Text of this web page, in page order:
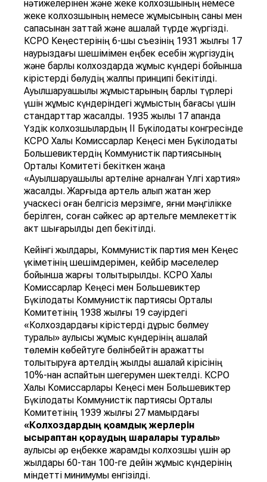
нәтижелерінен және жеке колхозшының немесе
жеке колхозшының немесе жұмысының саны мен
сапасынан заттай және ақшалай түрде жүргізді.
КСРО Кеңестерінің 6-шы съезінің 1931 жылғы 17
наурыздағы шешімімен еңбек есебін жүргізудің
және барлық колхоздарда жұмыс күндері бойынша
кірістерді бөлудің жалпы принципі бекітілді.
Ауылшаруашылық жұмыстарының барлық түрлері
үшін жұмыс күндеріндегі жұмыстың бағасы үшін
стандарттар жасалды. 1935 жылы 17 ақпанда
Үздік колхозшылардың II Бүкілодақтық конгресінде
КСРО Халық Комиссарлар Кеңесі мен Бүкілодақтық
Большевиктердің Коммунистік партиясының
Орталық Комитеті бекіткен жаңа
«Ауылшаруашылық артеліне арналған Үлгі хартия»
жасалды. Жарғыда артель алып жатқан жер
учаскесі оған белгісіз мерзімге, яғни мәңгілікке
берілген, соған сәйкес әр артельге мемлекеттік
акт шығарылды деп бекітілді.
Кейінгі жылдары, Коммунистік партия мен Кеңес
үкіметінің шешімдерімен, кейбір мәселелер
бойынша жарғы толықтырылды. КСРО Халық
Комиссарлар Кеңесі мен Большевиктер
Бүкілодақтық Коммунистік партиясы Орталық
Комитетінің 1938 жылғы 19 сәуірдегі
«Колхоздардағы кірістерді дұрыс бөлмеу
туралы» қаулысы жұмыс күндерінің ақшалай
төлемін көбейтуге бөлінбейтін қаражатты
толықтыруға артелдің жылдық ақшалай кірісінің
10%-нан аспайтын шегерумен шектелді. КСРО
Халық Комиссарлары Кеңесі мен Большевиктер
Бүкілодақтық Коммунистік партиясы Орталық
Комитетінің 1939 жылғы 27 мамырдағы
«Колхоздардың қоамдық жерлерін
ысыраптан қораудың шаралары туралы»
қаулысы әр еңбекке жарамды колхозшы үшін әр
жылдары 60-тан 100-ге дейін жұмыс күндерінің
міндетті минимумы енгізілді.